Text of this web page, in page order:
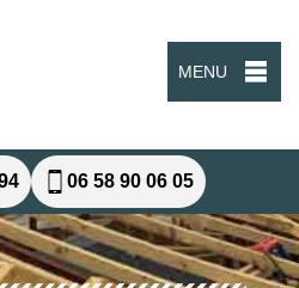
MENU
06 58 90 06 05